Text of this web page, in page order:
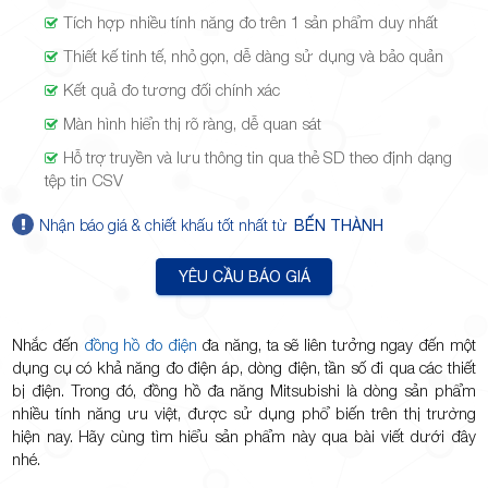
phường
Hiệp Phú,
TP.Thủ
Tích hợp nhiều tính năng đo trên 1 sản phẩm duy nhất
Thiết kế tinh tế, nhỏ gọn, dễ dàng sử dụng và bảo quản
Kết quả đo tương đối chính xác
Màn hình hiển thị rõ ràng, dễ quan sát
Hỗ trợ truyền và lưu thông tin qua thẻ SD theo định dạng
tệp tin CSV
Nhận báo giá & chiết khấu tốt nhất từ BẾN THÀNH
YÊU CẦU BÁO GIÁ
Nhắc đến đồng hồ đo điện đa năng, ta sẽ liên tưởng ngay đến một
dụng cụ có khả năng đo điện áp, dòng điện, tần số đi qua các thiết
bị điện. Trong đó, đồng hồ đa năng Mitsubishi là dòng sản phẩm
nhiều tính năng ưu việt, được sử dụng phổ biến trên thị trường
hiện nay. Hãy cùng tìm hiểu sản phẩm này qua bài viết dưới đây
nhé.